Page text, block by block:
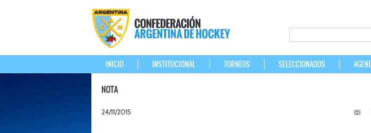
INICIO INSTITUCIONAL TORNEOS SELECCIONADOS
NOTA
24/11/2015